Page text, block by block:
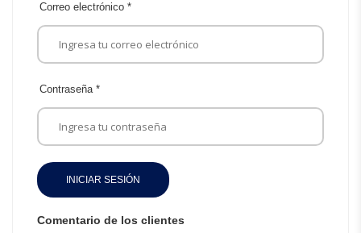
Correo electrónico *
Contraseña *
INICIAR SESIÓN
Comentario de los clientes